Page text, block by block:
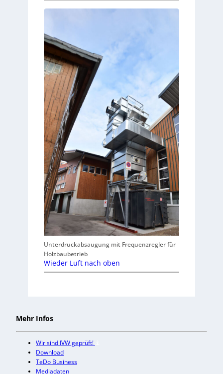
Unterdruckabsaugung mit Frequenzregler für
Holzbaubetrieb
Wieder Luft nach oben
Mehr Infos
Wir sind IVW geprüft!
Download
TeDo Business
Mediadaten